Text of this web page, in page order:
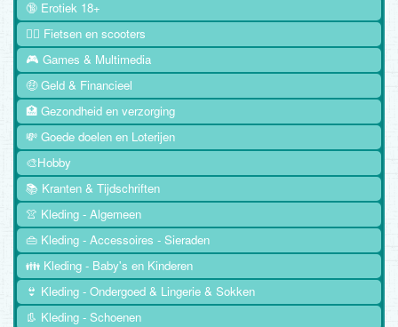
🔞 Erotiek 18+
🚴‍♂️ Fietsen en scooters
🎮 Games & Multimedia
🤑 Geld & Financieel
🏥 Gezondheid en verzorging
💸 Goede doelen en Loterijen
🎨Hobby
📚 Kranten & Tijdschriften
👚 Kleding - Algemeen
👜 Kleding - Accessoires - Sieraden
👪 Kleding - Baby's en Kinderen
👙 Kleding - Ondergoed & Lingerie & Sokken
👢 Kleding - Schoenen